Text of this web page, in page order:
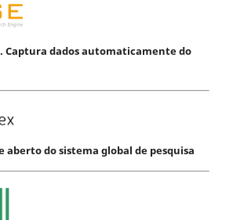
Captura dados automaticamente do
aberto do sistema global de pesquisa